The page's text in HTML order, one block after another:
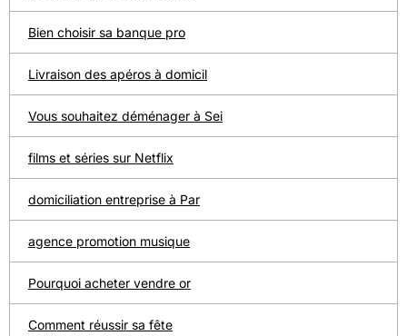
Bien choisir sa banque pro
Livraison des apéros à domicil
Vous souhaitez déménager à Sei
films et séries sur Netflix
domiciliation entreprise à Par
agence promotion musique
Pourquoi acheter vendre or
Comment réussir sa fête